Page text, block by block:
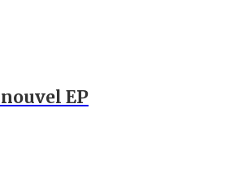
EP